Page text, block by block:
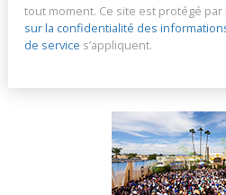
tout moment. Ce site est protégé par
sur la confidentialité des
de service s’appliquent.